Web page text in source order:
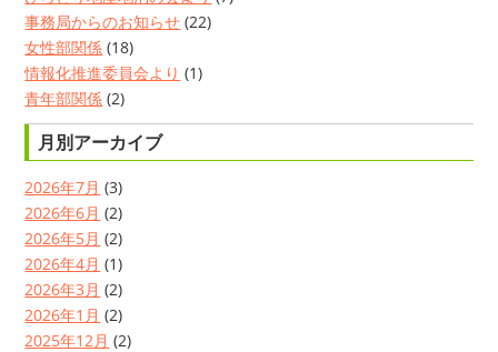
事務局からのお知らせ (22)
女性部関係 (18)
情報化推進委員会より (1)
青年部関係 (2)
月別アーカイブ
2026年7月 (3)
2026年6月 (2)
2026年5月 (2)
2026年4月 (1)
2026年3月 (2)
2026年1月 (2)
2025年12月 (2)